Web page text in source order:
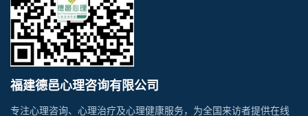
福建德邑心理咨询有限公司
专注心理咨询、心理治疗及心理健康服务，为全国来访者提供在线